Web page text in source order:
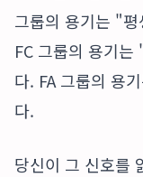
그룹의 용기는 "
FC 그룹의 용기
다. FA 그룹의 용
다.
당신이 그 신호를